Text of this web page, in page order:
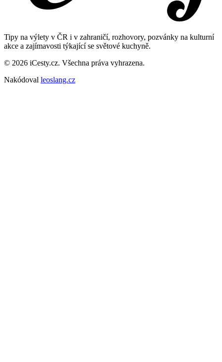
Tipy na výlety v ČR i v zahraničí, rozhovory, pozvánky na kulturní
akce a zajímavosti týkající se světové kuchyně.
© 2026 iCesty.cz. Všechna práva vyhrazena.
Nakódoval leoslang.cz